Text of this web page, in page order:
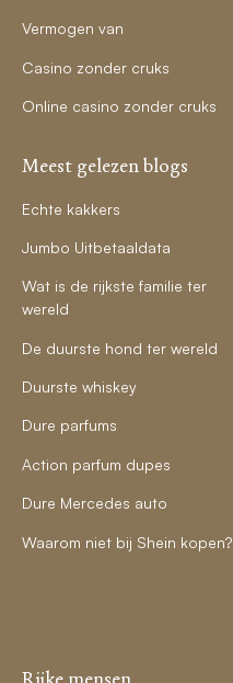
Vermogen van
Casino zonder cruks
Online casino zonder cruks
Meest gelezen blogs
Echte kakkers
Jumbo Uitbetaaldata
Wat is de rijkste familie ter
wereld
De duurste hond ter wereld
Duurste whiskey
Dure parfums
Action parfum dupes
Dure Mercedes auto
Waarom niet bij Shein kopen?